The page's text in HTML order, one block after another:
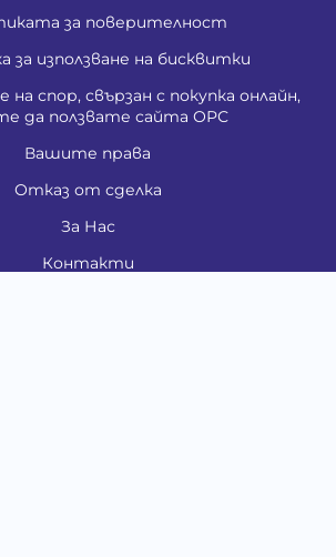
за поверителност
за използване на бисквитки
на спор, свързан с покупка онлайн,
да ползвате сайта ОРС
Вашите права
Отказ от сделка
За Нас
Контакти